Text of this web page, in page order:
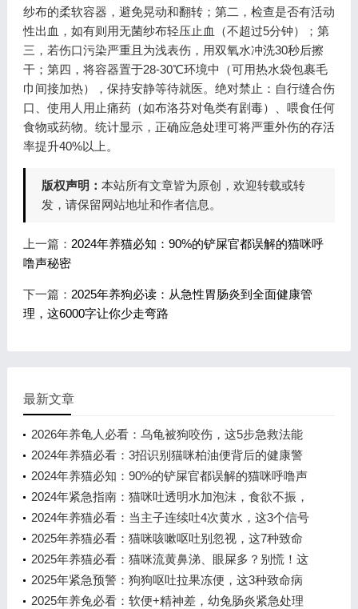
纱布的柔软容器，避免晃动和翻转；第二，检查是否有活动
性出血，如有则用无菌纱布轻压止血（不超过5分钟）；第
三，若伤口污染严重且为浅表伤，用双氧水冲洗30秒后擦
干；第四，将容器置于28-30℃环境中（可用热水袋包裹毛
巾间接加热），保持安静等待就医。绝对禁止：自行缝合伤
口、使用人用止痛药（如布洛芬对龟类有剧毒）、喂食任何
食物或药物。统计显示，正确应急处理可将严重外伤的存活
率提升40%以上。
版权声明： 本站所有文章皆为原创，欢迎转载或转
发，请保留网站地址和作者信息。
上一篇： 2024年养猫必知：90%的铲屎官都误解的猫咪呼
噜声秘密
下一篇： 2025年养狗必读：从急性胃肠炎到全面健康管
理，这6000字让你少走弯路
最新文章
2026年养龟人必看：乌龟被狗咬伤，这5步急救法能
救它一命！
2024年养猫必看：3招识别猫咪柏油便背后的健康警
报
2024年养猫必知：90%的铲屎官都误解的猫咪呼噜声
秘密
2024年紧急指南：猫咪吐透明水加泡沫，食欲不振，
这3大原因必须警惕！
2024年养猫必看：当主子连续吐4次黄水，这3个信号
千万别忽视！
2025年养猫必看：猫咪咳嗽呕吐别忽视，这7种致命
风险正在靠近
2025年养猫必看：猫咪流黄鼻涕、眼屎多？别慌！这
可能是90%猫都会遇到的呼吸道感
2025年紧急预警：狗狗呕吐拉果冻便，这3种致命病
因你必须知道！
2025年养兔必看：软便+精神差，幼兔肠炎紧急处理